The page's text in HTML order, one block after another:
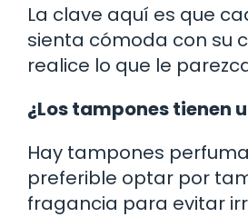
La clave aquí es que
sienta cómoda con su
realice lo que le
¿Los tampones tienen
Hay tampones
preferible optar por
fragancia para evitar